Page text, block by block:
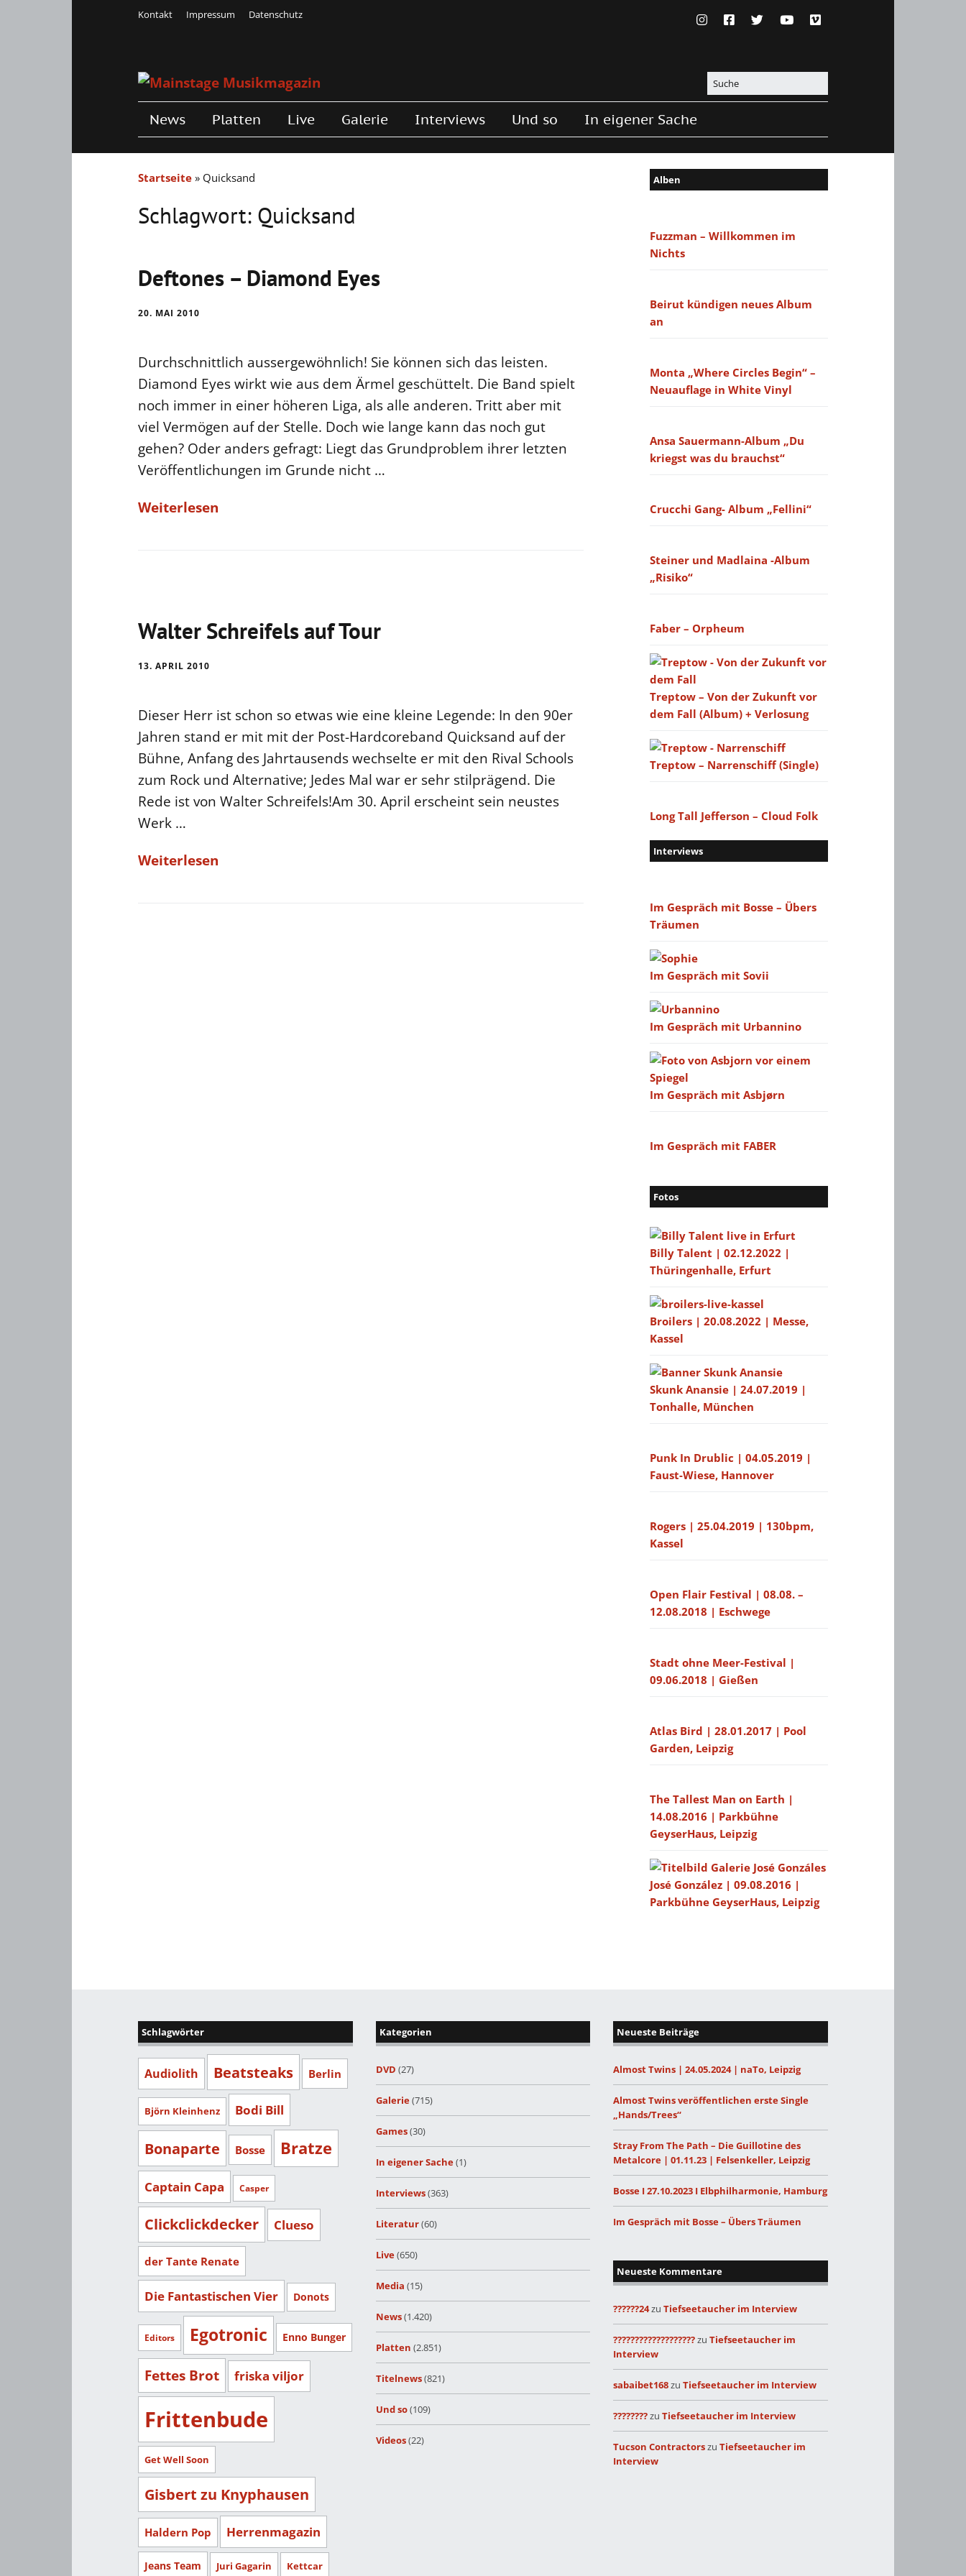
Kontakt Impressum Datenschutz
News Platten Live Galerie Interviews Und so In eigener Sache
Startseite » Quicksand
Schlagwort: Quicksand
Deftones – Diamond Eyes
20. MAI 2010
Durchschnittlich aussergewöhnlich! Sie können sich das leisten.
Diamond Eyes wirkt wie aus dem Ärmel geschüttelt. Die Band spielt
noch immer in einer höheren Liga, als alle anderen. Tritt aber mit
viel Vermögen auf der Stelle. Doch wie lange kann das noch gut
gehen? Oder anders gefragt: Liegt das Grundproblem ihrer letzten
Veröffentlichungen im Grunde nicht …
Weiterlesen
Walter Schreifels auf Tour
13. APRIL 2010
Dieser Herr ist schon so etwas wie eine kleine Legende: In den 90er
Jahren stand er mit mit der Post-Hardcoreband Quicksand auf der
Bühne, Anfang des Jahrtausends wechselte er mit den Rival Schools
zum Rock und Alternative; Jedes Mal war er sehr stilprägend. Die
Rede ist von Walter Schreifels!Am 30. April erscheint sein neustes
Werk …
Weiterlesen
Alben
Fuzzman – Willkommen im
Nichts
Beirut kündigen neues Album
an
Monta „Where Circles Begin“ –
Neuauflage in White Vinyl
Ansa Sauermann-Album „Du
kriegst was du brauchst“
Crucchi Gang- Album „Fellini“
Steiner und Madlaina -Album
„Risiko“
Faber – Orpheum
Treptow – Von der Zukunft vor
dem Fall (Album) + Verlosung
Treptow – Narrenschiff (Single)
Long Tall Jefferson – Cloud Folk
Interviews
Im Gespräch mit Bosse – Übers
Träumen
Im Gespräch mit Sovii
Im Gespräch mit Urbannino
Im Gespräch mit Asbjørn
Im Gespräch mit FABER
Fotos
Billy Talent | 02.12.2022 |
Thüringenhalle, Erfurt
Broilers | 20.08.2022 | Messe,
Kassel
Skunk Anansie | 24.07.2019 |
Tonhalle, München
Punk In Drublic | 04.05.2019 |
Faust-Wiese, Hannover
Rogers | 25.04.2019 | 130bpm,
Kassel
Open Flair Festival | 08.08. –
12.08.2018 | Eschwege
Stadt ohne Meer-Festival |
09.06.2018 | Gießen
Atlas Bird | 28.01.2017 | Pool
Garden, Leipzig
The Tallest Man on Earth |
14.08.2016 | Parkbühne
GeyserHaus, Leipzig
José González | 09.08.2016 |
Parkbühne GeyserHaus, Leipzig
Schlagwörter
Audiolith Beatsteaks Berlin
Björn Kleinhenz Bodi Bill
Bonaparte Bosse Bratze
Captain Capa Casper
Clickclickdecker Clueso
der Tante Renate
Die Fantastischen Vier Donots
Editors Egotronic Enno Bunger
Fettes Brot friska viljor
Frittenbude
Get Well Soon
Gisbert zu Knyphausen
Haldern Pop Herrenmagazin
Jeans Team Juri Gagarin Kettcar
Kategorien
DVD (27)
Galerie(715)
Games(30)
In eigener Sache(1)
Interviews(363)
Literatur(60)
Live(650)
Media (15)
News(1.420)
Platten (2.851)
Titelnews(821)
Und so(109)
Videos(22)
Neueste Beiträge
Almost Twins | 24.05.2024 | naTo, Leipzig
Almost Twins veröffentlichen erste Single
„Hands/Trees“
Stray From The Path – Die Guillotine des
Metalcore | 01.11.23 | Felsenkeller, Leipzig
Bosse I 27.10.2023 I Elbphilharmonie, Hamburg
Im Gespräch mit Bosse – Übers Träumen
Neueste Kommentare
??????24zuTiefseetaucher im Interview
???????????????????zuTiefseetaucher im
Interview
sabaibet168zuTiefseetaucher im Interview
????????zuTiefseetaucher im Interview
Tucson ContractorszuTiefseetaucher im
Interview